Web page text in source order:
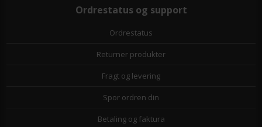
Ordrestatus og support
Ordrestatus
Returner produkter
Fragt og levering
Spor ordren din
Betaling og faktura